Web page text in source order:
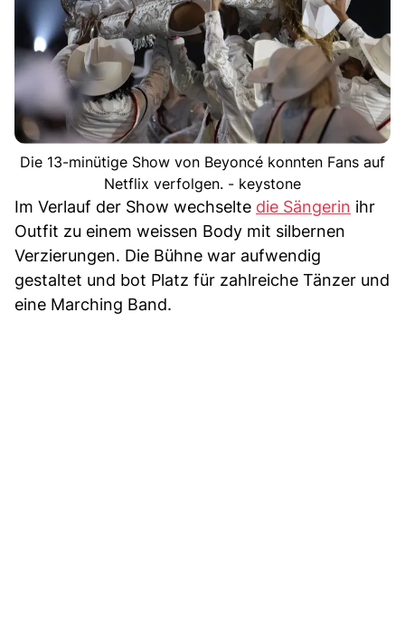
Die 13-minütige Show von Beyoncé konnten Fans auf
Netflix verfolgen. - keystone
Im Verlauf der Show wechselte die Sängerin ihr
Outfit zu einem weissen Body mit silbernen
Verzierungen. Die Bühne war aufwendig
gestaltet und bot Platz für zahlreiche Tänzer und
eine Marching Band.